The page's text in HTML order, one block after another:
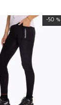
-50 %